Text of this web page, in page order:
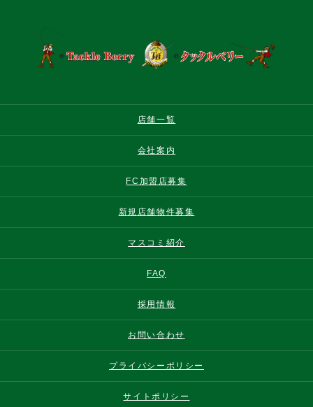
店舗一覧
会社案内
FC加盟店募集
新規店舗物件募集
マスコミ紹介
FAQ
採用情報
お問い合わせ
プライバシーポリシー
サイトポリシー